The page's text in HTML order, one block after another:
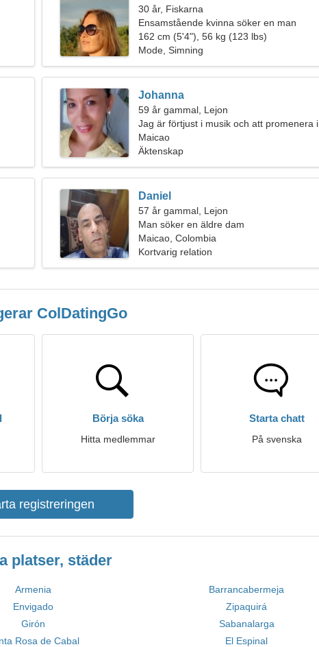
30 år, Fiskarna
Ensamstående kvinna söker en man
162 cm (5'4"), 56 kg (123 lbs)
Mode, Simning
Johanna
59 år gammal, Lejon
Jag är förtjust i musik och att promenera i
naturen
Maicao
Äktenskap
Daniel
57 år gammal, Lejon
Man söker en äldre dam
Maicao, Colombia
Kortvarig relation
ColDatingGo
Börja söka
Hitta medlemmar
Starta chatt
På svenska
registreringen
platser, städer
Armenia
Barrancabermeja
Envigado
Zipaquirá
Girón
Sabanalarga
Rosa de Cabal El Espinal